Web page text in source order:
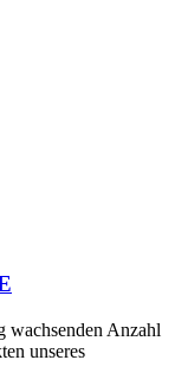
wachsenden Anzahl
unseres